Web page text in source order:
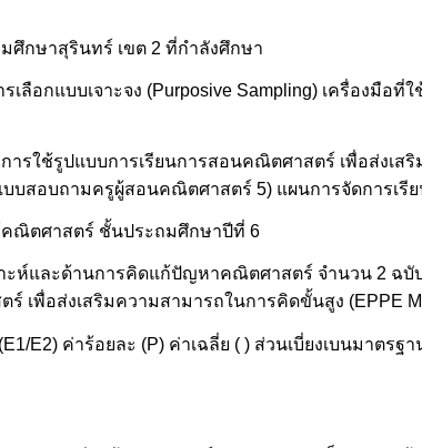
ศึกษาสุรินทร์ เขต 2 ที่กำลังศึกษา
ลือกแบบเจาะจง (Purposive Sampling) เครื่องมือที่
ารใช้รูปแบบการเรียนการสอนคณิตศาสตร์ เพื่อส่งเส
บสอบถามครูผู้สอนคณิตศาสตร์ 5) แผนการจัดการเรี
คณิตศาสตร์ ชั้นประถมศึกษาปีที่ 6
ห์และด้านการคิดแก้ปัญหาคณิตศาสตร์ จำนวน 2 ฉบั
เพื่อส่งเสริมความสามารถในการคิดขั้นสูง (EPPE
E2) ค่าร้อยละ (P) ค่าเฉลี่ย ( ) ส่วนเบี่ยงเบนมาตรฐา